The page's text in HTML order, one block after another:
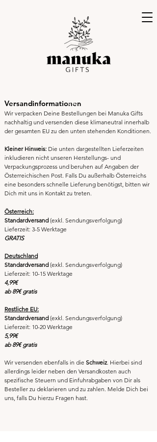
Versandinformationen
Wir verpacken Deine Bestellungen bei Manuka Gifts
nachhaltig und versenden diese klimaneutral innerhalb
der gesamten EU zu den unten stehenden Konditionen.
Kleiner Hinweis: Die unten dargestellten Lieferzeiten
inkludieren nicht unseren Herstellungs- und
Verpackungsprozess und beruhen auf Angaben der
Österreichischen Post. Falls Du außerhalb Österreichs
eine besonders schnelle Lieferung benötigst, bitten wir
Dich mit uns in Kontakt zu treten.
Österreich:
Standardversand (exkl. Sendungsverfolgung)
Lieferzeit: 3-5 Werktage
GRATIS
Deutschland
Standardversand (exkl. Sendungsverfolgung)
Lieferzeit: 10-15 Werktage
4,99€
ab 89€ gratis
Restliche EU:
Standardversand (exkl. Sendungsverfolgung)
Lieferzeit: 10-20 Werktage
5,99€
ab 89€ gratis
Wir versenden ebenfalls in die Schweiz. Hierbei sind
allerdings leider neben den Versandkosten auch
spezifische Steuern und Einfuhrabgaben von Dir als
Besteller zu deklarieren und zu zahlen. Melde Dich bei
uns, falls Du hierzu Fragen hast.